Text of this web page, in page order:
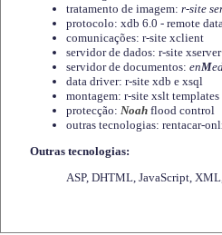
tratamento de imagem: r-site
protocolo: xdb 6.0 - remote
comunicações: r-site xclient
servidor de dados: r-site xserver
servidor de documentos: enM
data driver: r-site xdb e xsql
montagem: r-site xslt templates
protecção: Noah flood control
outras tecnologias: rentacar-
Outras tecnologias:
ASP, DHTML, JavaScript,